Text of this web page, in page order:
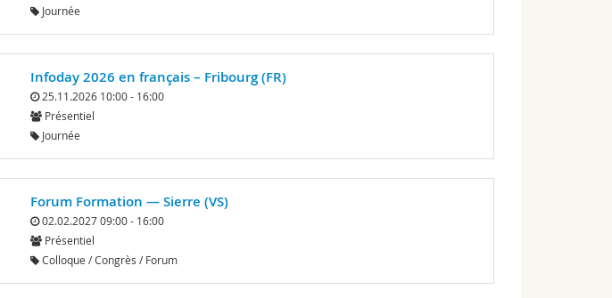
Journée
Infoday 2026 en français – Fribourg (FR)
25.11.2026 10:00 - 16:00
Présentiel
Journée
Forum Formation — Sierre (VS)
02.02.2027 09:00 - 16:00
Présentiel
Colloque / Congrès / Forum